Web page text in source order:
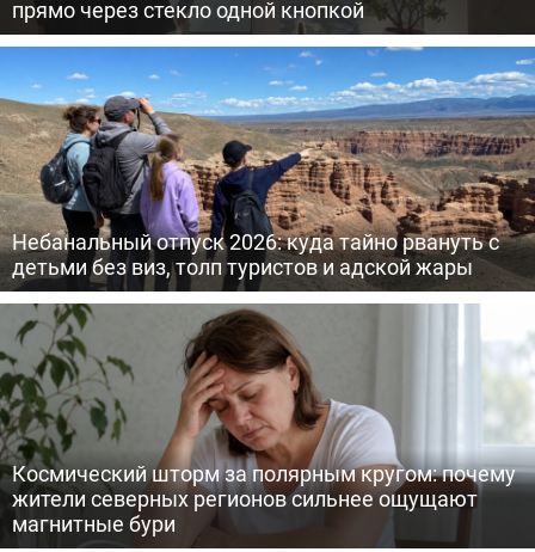
прямо через стекло одной кнопкой
Небанальный отпуск 2026: куда тайно рвануть с
детьми без виз, толп туристов и адской жары
Космический шторм за полярным кругом: почему
жители северных регионов сильнее ощущают
магнитные бури